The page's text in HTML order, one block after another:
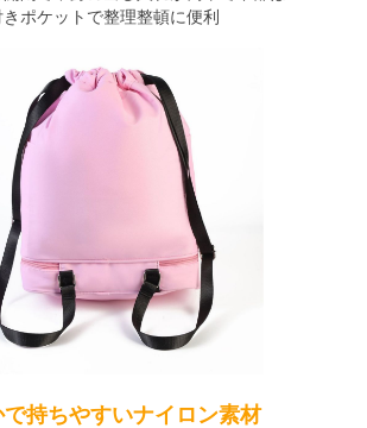
ポケットで整理整頓に便利
持ちやすいナイロン素材